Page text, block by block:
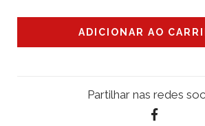
Partilhar nas redes